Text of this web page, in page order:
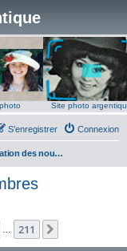
Site photo
Connexion
S’enregistrer
Présentation des nouveaux membres
211